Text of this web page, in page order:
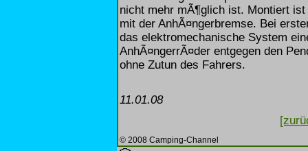
nicht mehr mÃ¶glich ist. Montiert
mit der AnhÃ¤ngerbremse. Bei
das elektromechanische System
AnhÃ¤ngerrÃ¤der entgegen den
ohne Zutun des Fahrers.
11.01.08
© 2008 Camping-Channel